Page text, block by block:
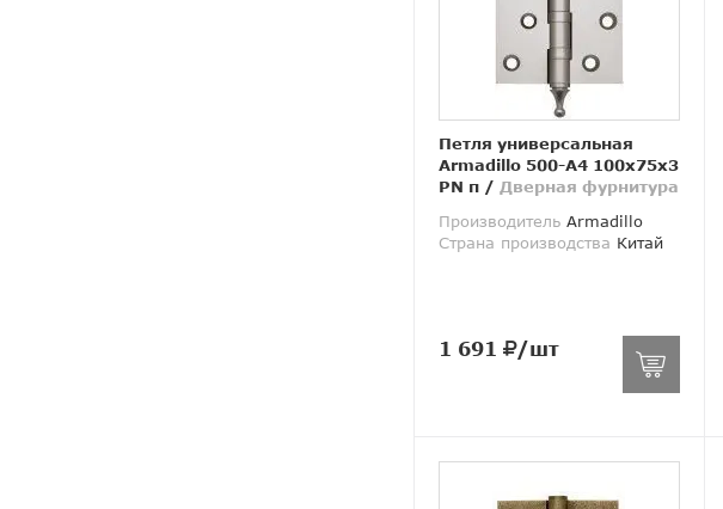
Петля универсальная
Armadillo 500-A4 100x75x3
PN п / Дверная фурнитура
Производитель Armadillo
Страна производства Китай
1 691 /шт